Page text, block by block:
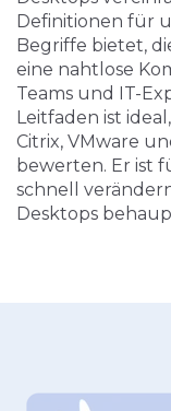
Definitionen für
Begriffe bietet,
eine nahtlose
Teams und IT-
Leitfaden ist
Citrix, VMware
bewerten. Er ist
schnell
Desktops